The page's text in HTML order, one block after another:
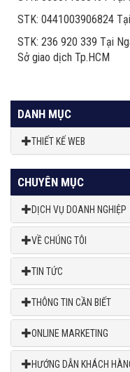
STK: 0441003906824
STK: 236 920 339 Tại
Sở giao dịch Tp.HCM
DANH MỤC
THIẾT KẾ WEB
CHUYÊN MỤC
DỊCH VỤ DOANH NGHIỆP
VỀ CHÚNG TÔI
TIN TỨC
THÔNG TIN CẦN BIẾT
ONLINE MARKETING
HƯỚNG DẪN KHÁCH